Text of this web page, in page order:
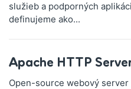
služieb a podporných
definujeme ako...
Apache HTTP
Open-source webový